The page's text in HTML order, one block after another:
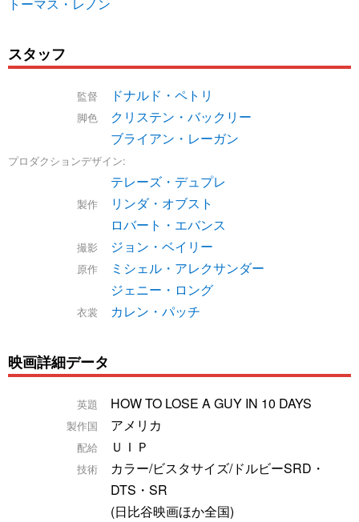
スタッフ
監督 ドナルド・ペトリ
脚色
クリステン・バックリー
ブライアン・レーガン
プロダクションデザイン:
テレーズ・デュプレ
製作
リンダ・オブスト
ロバート・エバンス
撮影 ジョン・ベイリー
原作
ミシェル・アレクサンダー
ジェニー・ロング
衣裳 カレン・パッチ
映画詳細データ
英題 HOW TO LOSE A GUY IN 10 DAYS
製作国 アメリカ
配給 ＵＩＰ
技術
カラー/ビスタサイズ/ドルビーSRD・
DTS・SR
(日比谷映画ほか全国)